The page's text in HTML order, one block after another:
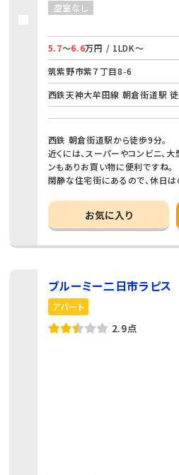
空室なし
5.7～6.6万円 / 1LDK～
筑紫野市紫７丁目8-6
西鉄天神大牟田線 朝倉街道駅
西鉄 朝倉街道駅から徒歩9分。
近くには、スーパーやコンビニ、
ンもありお買い物に便利ですね。
閑静な住宅街にあるので、休日は
お気に入り
ブルーミー二日市ラピス
アパート
2.9点